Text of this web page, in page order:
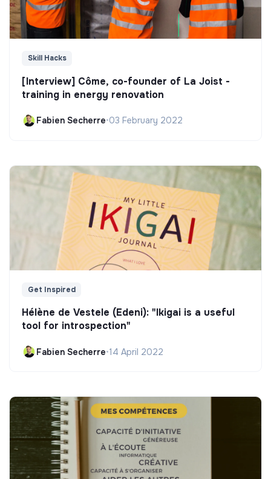
Skill Hacks
[Interview] Côme, co-founder of La Joist -
training in energy renovation
Fabien Secherre•03 February 2022
Get Inspired
Hélène de Vestele (Edeni): "Ikigai is a useful
tool for introspection"
Fabien Secherre•14 April 2022